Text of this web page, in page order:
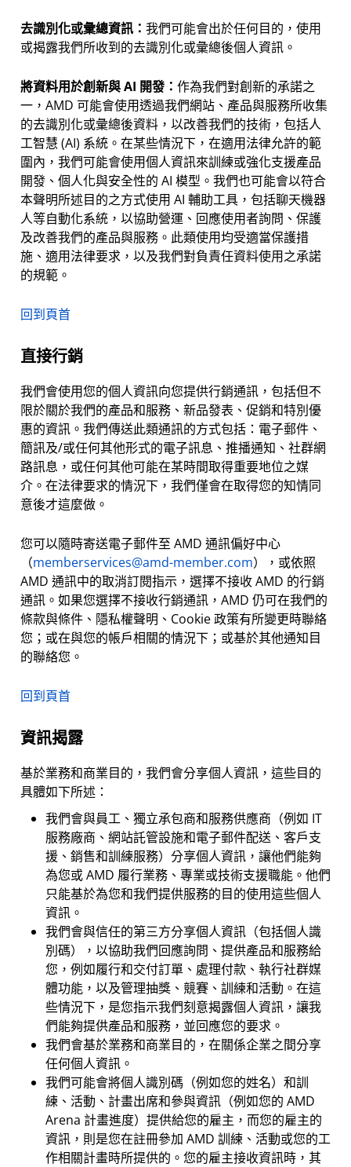
去識別化或彙總資訊： 我們可能會出於任何目的，使用
或揭露我們所收到的去識別化或彙總後個人資訊。
將資料用於創新與 AI 開發： 作為我們對創新的承諾之
一，AMD 可能會使用透過我們網站、產品與服務所收集
的去識別化或彙總後資料，以改善我們的技術，包括人
工智慧 (AI) 系統。在某些情況下，在適用法律允許的範
圍內，我們可能會使用個人資訊來訓練或強化支援產品
開發、個人化與安全性的 AI 模型。我們也可能會以符合
本聲明所述目的之方式使用 AI 輔助工具，包括聊天機器
人等自動化系統，以協助營運、回應使用者詢問、保護
及改善我們的產品與服務。此類使用均受適當保護措
施、適用法律要求，以及我們對負責任資料使用之承諾
的規範。
回到頁首
直接行銷
我們會使用您的個人資訊向您提供行銷通訊，包括但不
限於關於我們的產品和服務、新品發表、促銷和特別優
惠的資訊。我們傳送此類通訊的方式包括：電子郵件、
簡訊及/或任何其他形式的電子訊息、推播通知、社群網
路訊息，或任何其他可能在某時間取得重要地位之媒
介。在法律要求的情況下，我們僅會在取得您的知情同
意後才這麼做。
您可以隨時寄送電子郵件至 AMD 通訊偏好中心
（memberservices@amd-member.com），或依照
AMD 通訊中的取消訂閱指示，選擇不接收 AMD 的行銷
通訊。如果您選擇不接收行銷通訊，AMD 仍可在我們的
條款與條件、隱私權聲明、Cookie 政策有所變更時聯絡
您；或在與您的帳戶相關的情況下；或基於其他通知目
的聯絡您。
回到頁首
資訊揭露
基於業務和商業目的，我們會分享個人資訊，這些目的
具體如下所述：
我們會與員工、獨立承包商和服務供應商（例如 IT
服務廠商、網站託管設施和電子郵件配送、客戶支
援、銷售和訓練服務）分享個人資訊，讓他們能夠
為您或 AMD 履行業務、專業或技術支援職能。他們
只能基於為您和我們提供服務的目的使用這些個人
資訊。
我們會與信任的第三方分享個人資訊（包括個人識
別碼），以協助我們回應詢問、提供產品和服務給
您，例如履行和交付訂單、處理付款、執行社群媒
體功能，以及管理抽獎、競賽、訓練和活動。在這
些情況下，是您指示我們刻意揭露個人資訊，讓我
們能夠提供產品和服務，並回應您的要求。
我們會基於業務和商業目的，在關係企業之間分享
任何個人資訊。
我們可能會將個人識別碼（例如您的姓名）和訓
練、活動、計畫出席和參與資訊（例如您的 AMD
Arena 計畫進度）提供給您的雇主，而您的雇主的
資訊，則是您在註冊參加 AMD 訓練、活動或您的工
作相關計畫時所提供的。您的雇主接收資訊時，其